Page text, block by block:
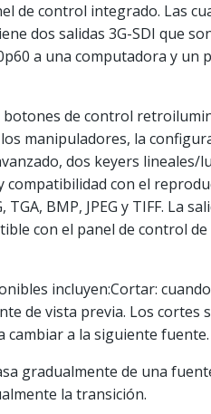
de control integrado. Las
dos salidas 3G-SDI que
a una computadora y
de control
manipuladores, la
dos keyers
con el
BMP, JPEG y TIFF. La
con el panel de control
incluyen:Cortar:
de vista previa. Los
a la siguiente fuente.
gradualmente de una
la transición.